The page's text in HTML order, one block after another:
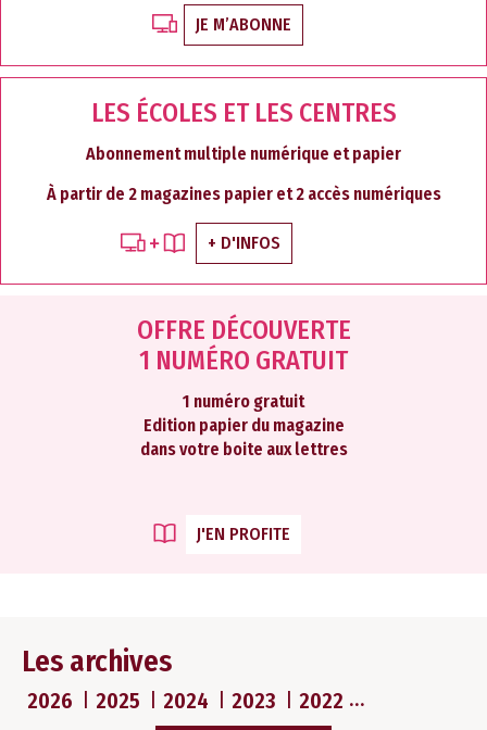
JE M’ABONNE
LES ÉCOLES ET LES CENTRES
Abonnement multiple numérique et papier
À partir de 2 magazines papier et 2 accès numériques
+ D'INFOS
OFFRE DÉCOUVERTE
1 NUMÉRO GRATUIT
1 numéro gratuit
Edition papier du magazine
dans votre boite aux lettres
J'EN PROFITE
Les archives
2026 2025 2024 2023 2022